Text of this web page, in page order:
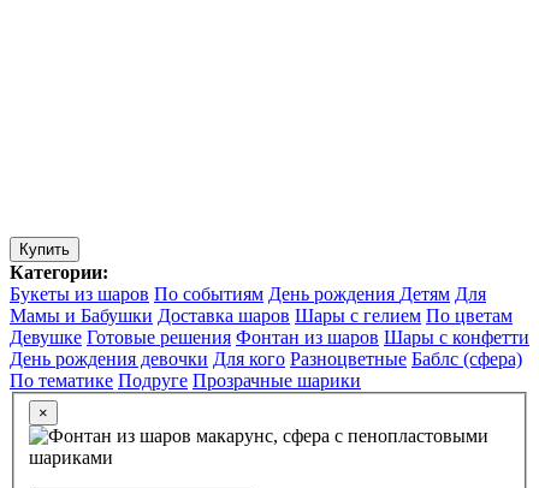
Купить
Категории:
Букеты из шаров По событиям День рождения Детям Для
Мамы и Бабушки Доставка шаров Шары с гелием По цветам
Девушке Готовые решения Фонтан из шаров Шары с конфетти
День рождения девочки Для кого Разноцветные Баблс (сфера)
По тематике Подруге Прозрачные шарики
×